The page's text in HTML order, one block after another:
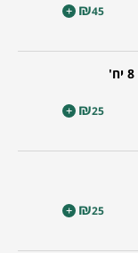
₪45
+
₪25
+
₪25
+